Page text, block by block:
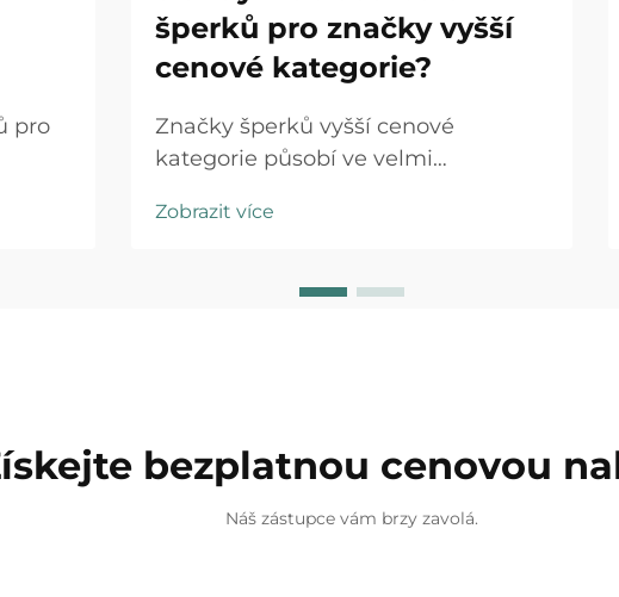
pro
šperků pro značky vyšší
cenové kategorie?
Značky šperků vyšší cenové
kategorie působí ve velmi
kontakt se zákazníkem má
rozbalení se vyvinul z jednoduché
Zobrazit více
bezplatnou cenovou
Náš zástupce vám brzy zavolá.